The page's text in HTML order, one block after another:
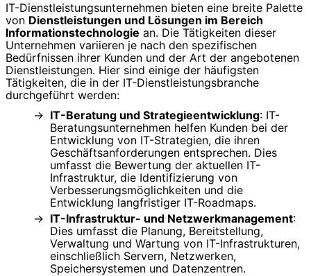
IT-Dienstleistungsunternehmen bieten eine breite Palette
von Dienstleistungen und Lösungen im Bereich
Informationstechnologie an. Die Tätigkeiten dieser
Unternehmen variieren je nach den spezifischen
Bedürfnissen ihrer Kunden und der Art der angebotenen
Dienstleistungen. Hier sind einige der häufigsten
Tätigkeiten, die in der IT-Dienstleistungsbranche
durchgeführt werden:
IT-Beratung und Strategieentwicklung: IT-
Beratungsunternehmen helfen Kunden bei der
Entwicklung von IT-Strategien, die ihren
Geschäftsanforderungen entsprechen. Dies
umfasst die Bewertung der aktuellen IT-
Infrastruktur, die Identifizierung von
Verbesserungsmöglichkeiten und die
Entwicklung langfristiger IT-Roadmaps.
IT-Infrastruktur- und Netzwerkmanagement:
Dies umfasst die Planung, Bereitstellung,
Verwaltung und Wartung von IT-Infrastrukturen,
einschließlich Servern, Netzwerken,
Speichersystemen und Datenzentren.